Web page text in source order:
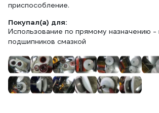
приспособление.
Покупал(а) для:
Использование по прямому назначению -
подшипников смазкой